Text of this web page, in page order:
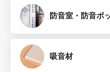
防音室・防音ボ
吸音材